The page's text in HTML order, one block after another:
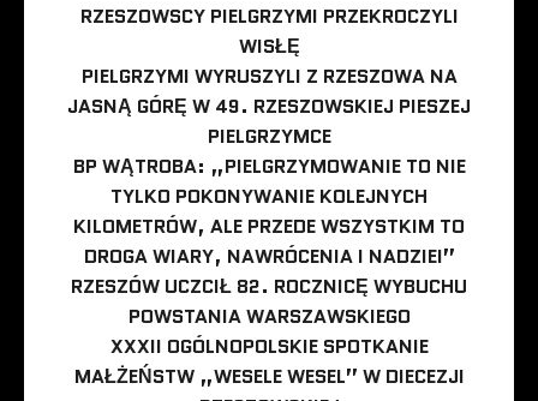
RZESZOWSCY PIELGRZYMI PRZEKROCZYLI
WISŁĘ
PIELGRZYMI WYRUSZYLI Z RZESZOWA NA
JASNĄ GÓRĘ W 49. RZESZOWSKIEJ PIESZEJ
PIELGRZYMCE
BP WĄTROBA: „PIELGRZYMOWANIE TO NIE
TYLKO POKONYWANIE KOLEJNYCH
KILOMETRÓW, ALE PRZEDE WSZYSTKIM TO
DROGA WIARY, NAWRÓCENIA I NADZIEI”
RZESZÓW UCZCIŁ 82. ROCZNICĘ WYBUCHU
POWSTANIA WARSZAWSKIEGO
XXXII OGÓLNOPOLSKIE SPOTKANIE
MAŁŻEŃSTW „WESELE WESEL” W DIECEZJI